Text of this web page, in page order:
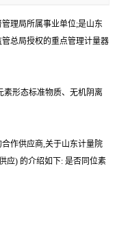
理局所属事业单位;是山东
总局授权的重点管理计量器
素形态标准物质、无机阴离
作供应商,关于山东计量院
应) 的介绍如下: 是否同位素